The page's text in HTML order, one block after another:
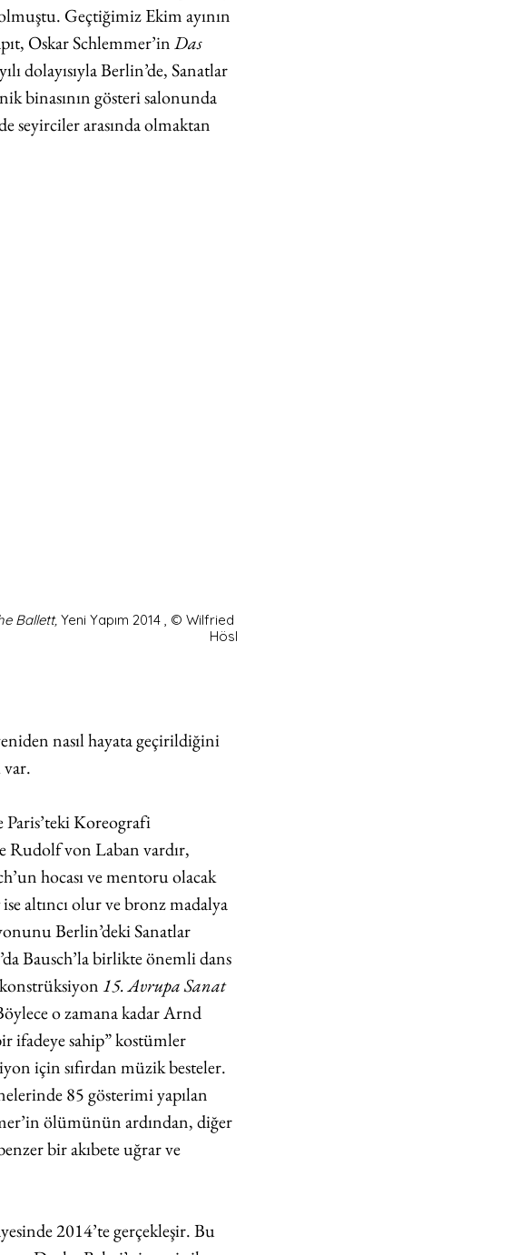
Geçtiğimiz Ekim ayının
Oskar Schlemmer’in Das
dolayısıyla Berlin’de, Sanatlar
binasının gösteri salonunda
seyirciler arasında olmaktan
Ballett, Yeni Yapım 2014 , © Wilfried
Hösl
nasıl hayata geçirildiğini
var.
Paris’teki Koreografi
Rudolf von Laban vardır,
hocası ve mentoru olacak
ise altıncı olur ve bronz madalya
Berlin’deki Sanatlar
Bausch’la birlikte önemli dans
15. Avrupa Sanat
o zamana kadar Arnd
ifadeye sahip” kostümler
için sıfırdan müzik besteler.
85 gösterimi yapılan
ölümünün ardından, diğer
bir akıbete uğrar ve
2014’te gerçekleşir. Bu